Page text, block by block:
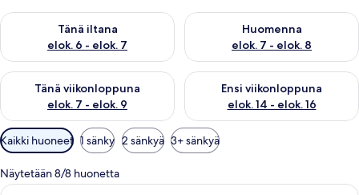
Tänä iltana
elok. 6 - elok. 7
Tarkista tämän illan saatavuus elok. 6 - elok. 7
Huomenna
elok. 7 - elok. 8
Tarkista huomisen saatavuus
Tänä viikonloppuna
elok. 7 - elok. 9
Tarkista tämän viikonlopun saatavuus elok. 7 - elok. 9
Ensi viikonloppuna
elok. 14 - elok. 16
Tarkista ensi viikonlopun
Huoneille
saatavilla
olevia
suodattimia
Kaikki huoneet 1 sänky 2 sänkyä 3+ sänkyä
Näytetään 8/8 huonetta